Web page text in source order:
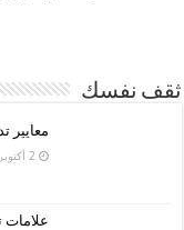
ثقف نفسك
معايير
2 أكتوبر، 2020
علامات